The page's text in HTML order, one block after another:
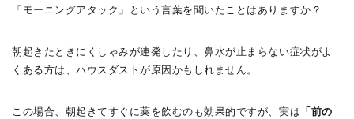
「モーニングアタック」という言葉を聞いたことはありますか？
朝起きたときにくしゃみが連発したり、鼻水が止まらない症状がよ
くある方は、ハウスダストが原因かもしれません。
この場合、朝起きてすぐに薬を飲むのも効果的ですが、実は 「前の